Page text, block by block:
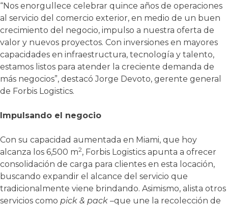
“Nos enorgullece celebrar quince años de operaciones
al servicio del comercio exterior, en medio de un buen
crecimiento del negocio, impulso a nuestra oferta de
valor y nuevos proyectos. Con inversiones en mayores
capacidades en infraestructura, tecnología y talento,
estamos listos para atender la creciente demanda de
más negocios”, destacó Jorge Devoto, gerente general
de Forbis Logistics.
Impulsando el negocio
Con su capacidad aumentada en Miami, que hoy
alcanza los 6,500 m2, Forbis Logistics apunta a ofrecer
consolidación de carga para clientes en esta locación,
buscando expandir el alcance del servicio que
tradicionalmente viene brindando. Asimismo, alista otros
servicios como pick & pack –que une la recolección de